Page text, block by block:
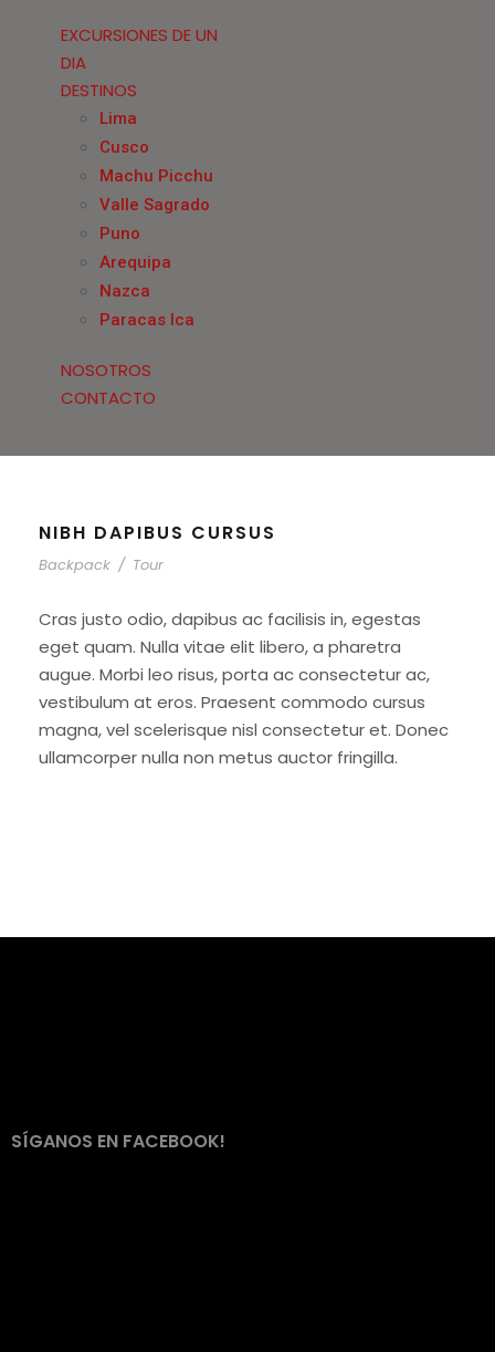
EXCURSIONES DE UN
DIA
DESTINOS
Lima
Cusco
Machu Picchu
Valle Sagrado
Puno
Arequipa
Nazca
Paracas Ica
NOSOTROS
CONTACTO
NIBH DAPIBUS CURSUS
Backpack / Tour
Cras justo odio, dapibus ac facilisis in, egestas
eget quam. Nulla vitae elit libero, a pharetra
augue. Morbi leo risus, porta ac consectetur ac,
vestibulum at eros. Praesent commodo cursus
magna, vel scelerisque nisl consectetur et. Donec
ullamcorper nulla non metus auctor fringilla.
SÍGANOS EN FACEBOOK!